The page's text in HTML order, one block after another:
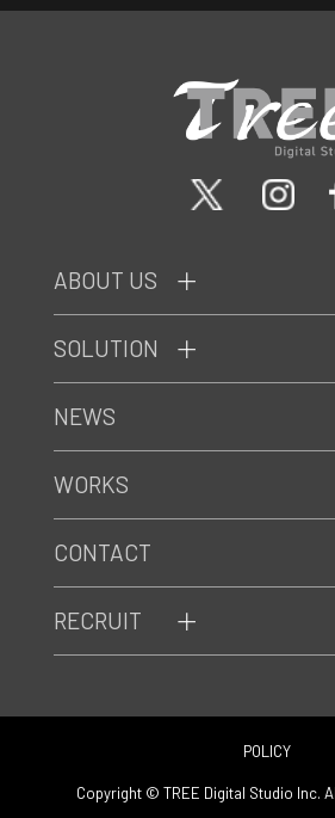
ABOUT US
SOLUTION
RECRUIT
NEWS
WORKS
CONTACT
POLICY
Copyright © TREE Digital Studio Inc.